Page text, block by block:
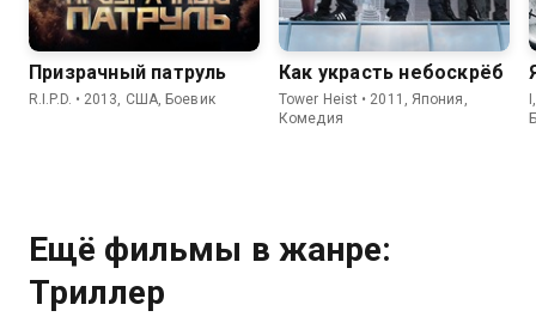
Призрачный патруль
R.I.P.D. • 2013, США, Боевик
Как украсть небоскрёб
Tower Heist • 2011, Япония,
Комедия
Ещё фильмы в жанре:
Триллер